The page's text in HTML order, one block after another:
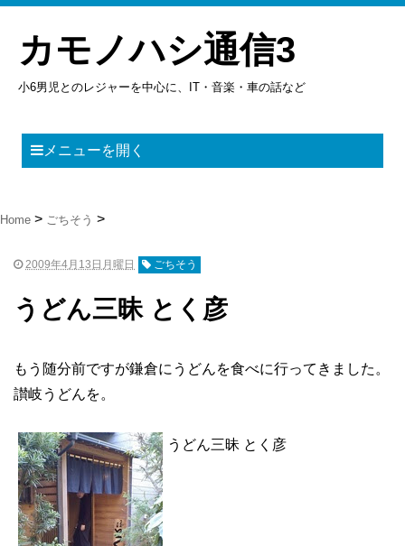
カモノハシ通信3
小6男児とのレジャーを中心に、IT・音楽・車の話など
メニューを開く
Home ごちそう
2009年4月13日月曜日 ごちそう
うどん三昧 とく彦
もう随分前ですが鎌倉にうどんを食べに行ってきました。
讃岐うどんを。
うどん三昧 とく彦